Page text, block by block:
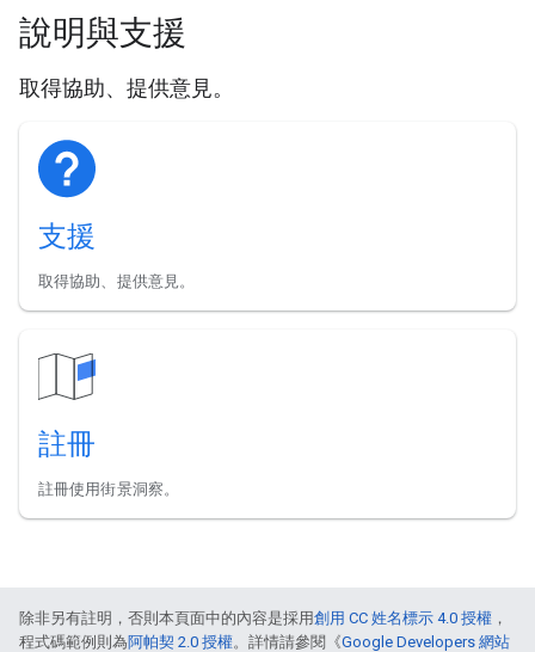
說明與支援
取得協助、提供意見。
支援
取得協助、提供意見。
註冊
註冊使用街景洞察。
除非另有註明，否則本頁面中的內容是採用創用 CC 姓名標示 4.0 授權 ，
程式碼範例則為阿帕契 2.0 授權。詳情請參閱《Google Developers 網站